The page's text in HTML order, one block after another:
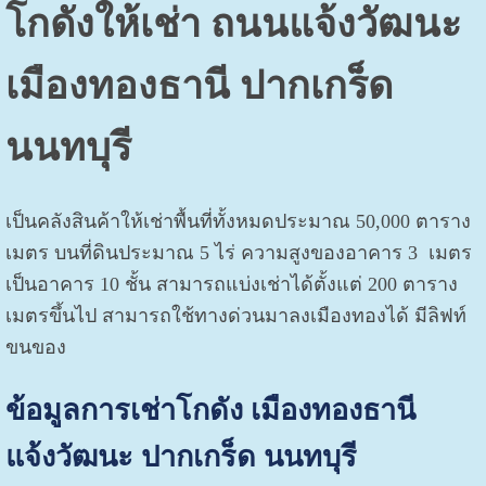
โกดังให้เช่า ถนนแจ้งวัฒนะ
เมืองทองธานี ปากเกร็ด
นนทบุรี
เป็นคลังสินค้าให้เช่าพื้นที่ทั้งหมดประมาณ 50,000 ตาราง
เมตร บนที่ดินประมาณ 5 ไร่ ความสูงของอาคาร 3 เมตร
เป็นอาคาร 10 ชั้น สามารถแบ่งเช่าได้ตั้งแต่ 200 ตาราง
เมตรขึ้นไป สามารถใช้ทางด่วนมาลงเมืองทองได้ มีลิฟท์
ขนของ
ข้อมูลการเช่าโกดัง เมืองทองธานี
แจ้งวัฒนะ ปากเกร็ด นนทบุรี